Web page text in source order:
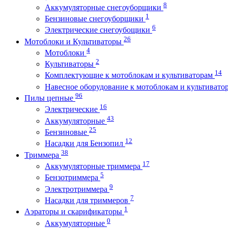
Аккумуляторные снегоуборщики 8
Бензиновые снегоуборщики 1
Электрические снегоубощики 6
Мотоблоки и Культиваторы 26
Мотоблоки 4
Культиваторы 2
Комплектующие к мотоблокам и культиваторам 14
Навесное оборудование к мотоблокам и
Пилы цепные 96
Электрические 16
Аккумуляторные 43
Бензиновые 25
Насадки для Бензопил 12
Триммера 38
Аккумуляторные триммера 17
Бензотриммера 5
Электротриммера 9
Насадки для триммеров 7
Аэраторы и скарификаторы 1
Аккумуляторные 0